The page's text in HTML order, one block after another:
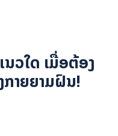
ວໃດ ເມື່ອຕ້ອງ
າຍຍາມຝົນ!